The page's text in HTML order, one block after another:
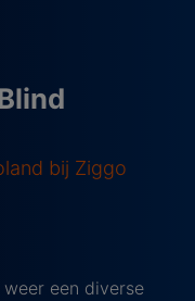
bij Ziggo
een diverse